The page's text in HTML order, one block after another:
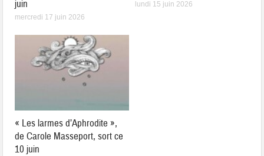
juin
mercredi 17 juin 2026
lundi 15 juin 2026
« Les larmes d’Aphrodite »,
de Carole Masseport, sort ce
10 juin